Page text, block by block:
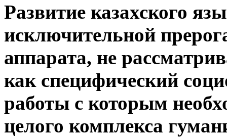
Развитие казахского
исключительной
аппарата, не
как специфический
работы с которым
целого комплекса